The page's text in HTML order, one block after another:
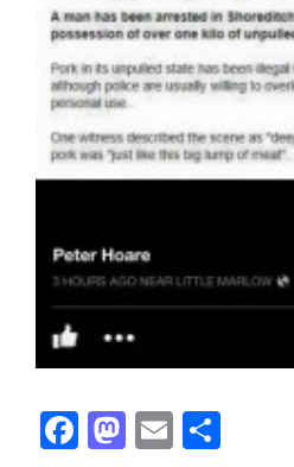
Facebook
Mastodon
Email